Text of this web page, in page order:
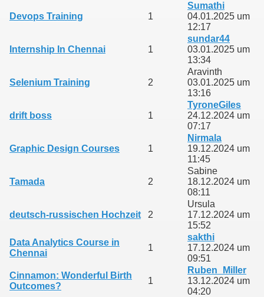
Devops Training 1
Sumathi
04.01.2025 um
12:17
Internship In Chennai 1
sundar44
03.01.2025 um
13:34
Selenium Training 2
Aravinth
03.01.2025 um
13:16
drift boss 1
TyroneGiles
24.12.2024 um
07:17
Graphic Design Courses 1
Nirmala
19.12.2024 um
11:45
Tamada 2
Sabine
18.12.2024 um
08:11
deutsch-russischen Hochzeit 2
Ursula
17.12.2024 um
15:52
Data Analytics Course in
Chennai
1
sakthi
17.12.2024 um
09:51
Cinnamon: Wonderful Birth
Outcomes?
1
Ruben_Miller
13.12.2024 um
04:20